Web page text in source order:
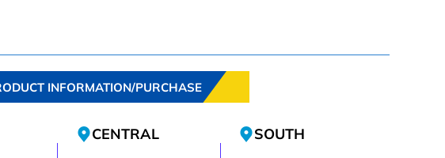
INFORMATION/PURCHASE
CENTRAL SOUTH